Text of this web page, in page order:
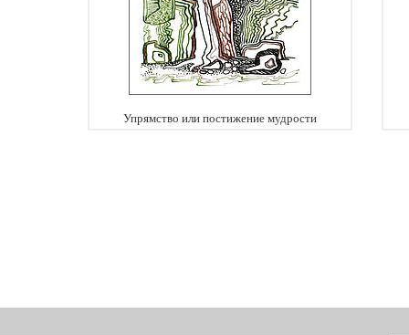
Упрямство или постижение мудрости